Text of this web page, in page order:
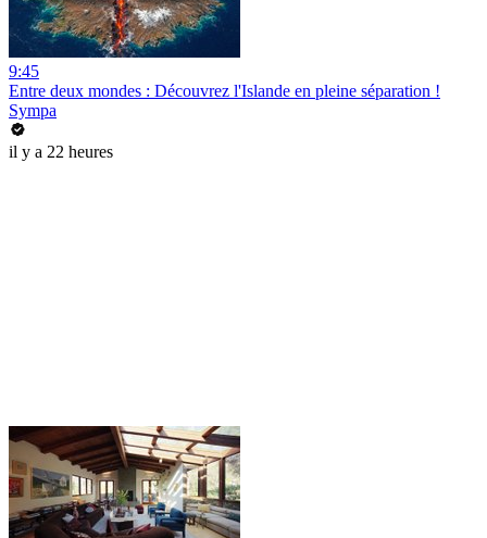
9:45
Entre deux mondes : Découvrez l'Islande en pleine séparation !
Sympa
il y a 22 heures